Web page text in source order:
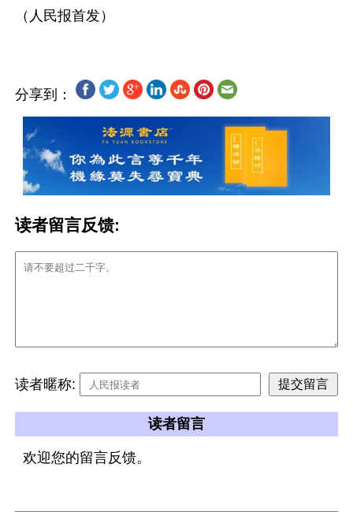
分享到：
读者留言反馈:
读者暱称:
读者留言
欢迎您的留言反馈。